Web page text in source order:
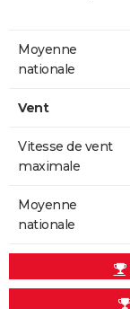
Moyenne
nationale
Vent
Vitesse de vent
maximale
Moyenne
nationale